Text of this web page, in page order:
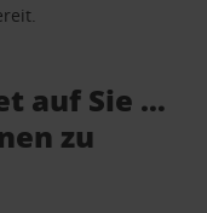
auf Sie …
zu